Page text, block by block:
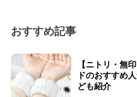
おすすめ記事
【ニトリ・無
ドのおすすめ
ども紹介